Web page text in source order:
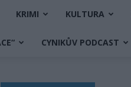
KRIMI KULTURA
CYNIKŮV PODCAST